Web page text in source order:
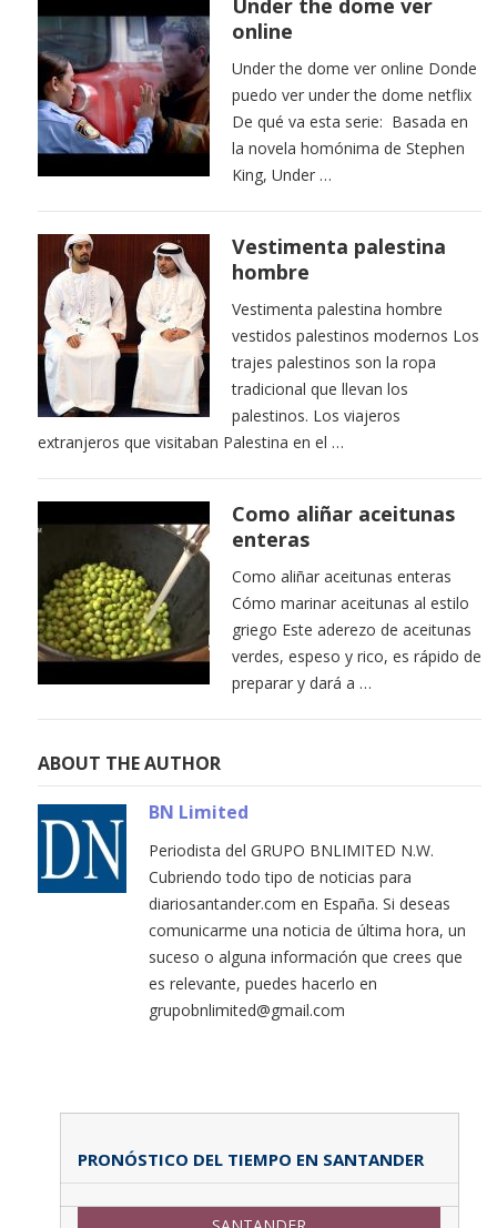
Under the dome ver
online
Under the dome ver online Donde
puedo ver under the dome netflix
De qué va esta serie: Basada en
la novela homónima de Stephen
King, Under …
Vestimenta palestina
hombre
Vestimenta palestina hombre
vestidos palestinos modernos Los
trajes palestinos son la ropa
tradicional que llevan los
palestinos. Los viajeros
extranjeros que visitaban Palestina en el …
Como aliñar aceitunas
enteras
Como aliñar aceitunas enteras
Cómo marinar aceitunas al estilo
griego Este aderezo de aceitunas
verdes, espeso y rico, es rápido de
preparar y dará a …
ABOUT THE AUTHOR
BN Limited
Periodista del GRUPO BNLIMITED N.W.
Cubriendo todo tipo de noticias para
diariosantander.com en España. Si deseas
comunicarme una noticia de última hora, un
suceso o alguna información que crees que
es relevante, puedes hacerlo en
grupobnlimited@gmail.com
PRONÓSTICO DEL TIEMPO EN SANTANDER